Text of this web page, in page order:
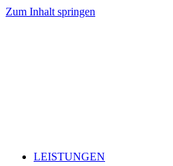
Zum Inhalt springen
LEISTUNGEN